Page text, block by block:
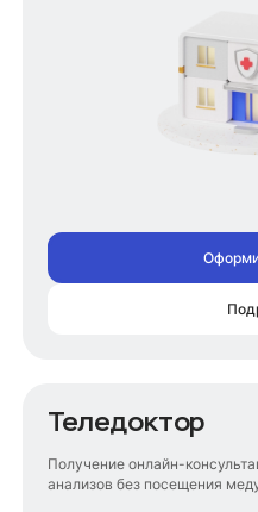
Теледоктор
Получение онлайн-
анализов без посещения